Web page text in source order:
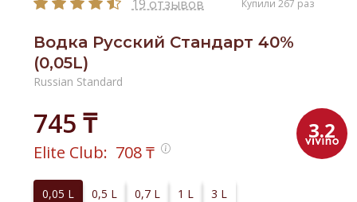
19 отзывов Купили 267 раз
Водка Русский Стандарт 40%
(0,05L)
Russian Standard
745 ₸ 3.2
Elite Club: 708₸
0,05 L 0,5 L 0,7 L 1 L 3 L